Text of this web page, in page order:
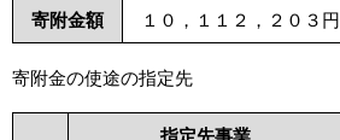
寄附金額 １０，１１２，２０３円
寄附金の使途の指定先
指定先事業